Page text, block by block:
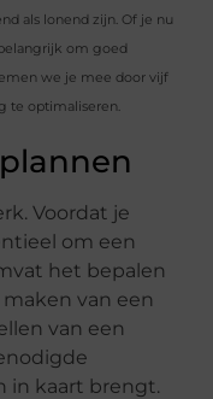
als lonend zijn. Of je nu
om goed
we je mee door vijf
te optimaliseren.
Voordat je
om een
het bepalen
van een
van een
in kaart brengt.